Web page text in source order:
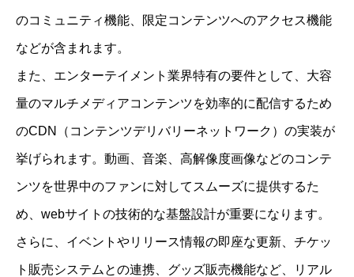
のコミュニティ機能、限定コンテンツへのアクセス機能
などが含まれます。
また、エンターテイメント業界特有の要件として、大容
量のマルチメディアコンテンツを効率的に配信するため
のCDN（コンテンツデリバリーネットワーク）の実装が
挙げられます。動画、音楽、高解像度画像などのコンテ
ンツを世界中のファンに対してスムーズに提供するた
め、webサイトの技術的な基盤設計が重要になります。
さらに、イベントやリリース情報の即座な更新、チケッ
ト販売システムとの連携、グッズ販売機能など、リアル